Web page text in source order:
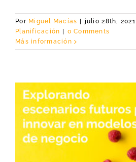
Por Miguel Macías | julio 28th, 2021
Planificación | 0 Comments
Más información